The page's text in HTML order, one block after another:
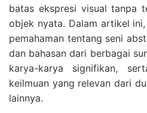
batas ekspresi visual tanpa
objek nyata. Dalam artikel
pemahaman tentang seni
dan bahasan dari berbagai
karya-karya signifikan,
keilmuan yang relevan dari
lainnya.